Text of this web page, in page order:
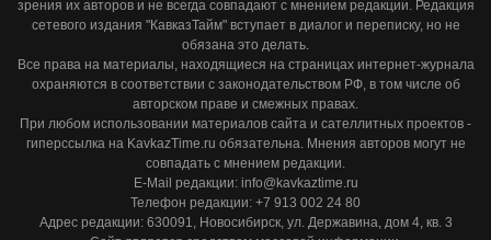
зрения их авторов и не всегда совпадают с мнением редакции. Редакция
сетевого издания "КавказТайм" вступает в диалог и переписку, но не
обязана это делать.
Все права на материалы, находящиеся на страницах интернет-журнала
охраняются в соответствии с законодательством РФ, в том числе об
авторском праве и смежных правах.
При любом использовании материалов сайта и сателлитных проектов -
гиперссылка на KavkazTime.ru обязательна. Мнения авторов могут не
совпадать с мнением редакции.
E-Mail редакции: info@kavkaztime.ru
Телефон редакции: +7 913 002 24 80
Адрес редакции: 630091, Новосибирск, ул. Державина, дом 4, кв. 3